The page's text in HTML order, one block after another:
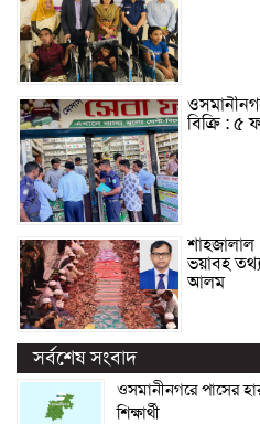
বিক্রি : ৫
শাহজালাল
ভয়াবহ
আলম
সর্বশেষ সংবাদ
ওসমানীনগরে পাসের
শিক্ষার্থী